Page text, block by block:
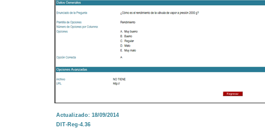
Actualizado: 18/09/2014
DIT-Reg-4.36